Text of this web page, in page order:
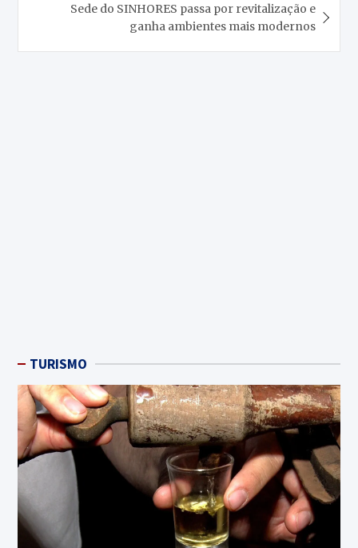
Sede do SINHORES passa por revitalização e
ganha ambientes mais modernos
TURISMO